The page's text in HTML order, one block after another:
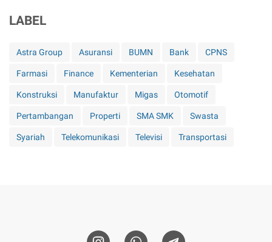
LABEL
Astra Group Asuransi BUMN Bank CPNS
Farmasi Finance Kementerian Kesehatan
Konstruksi Manufaktur Migas Otomotif
Pertambangan Properti SMA SMK Swasta
Syariah Telekomunikasi Televisi Transportasi